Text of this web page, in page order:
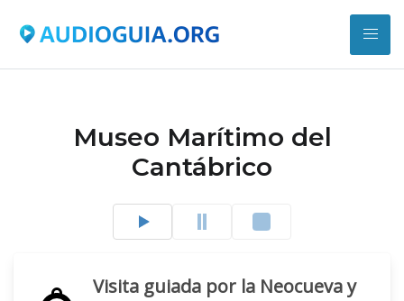
Museo Marítimo del
Cantábrico
Visita guiada por la Neocueva y